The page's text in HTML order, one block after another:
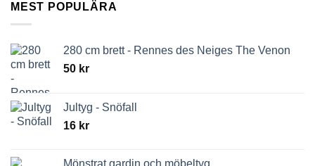
MEST POPULÄRA
280 cm brett - Rennes des Neiges The Venon
50 kr
Jultyg - Snöfall
16 kr
Mönstrat gardin och möbeltyg